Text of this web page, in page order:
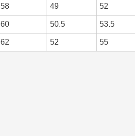
58 49 52
60 50.5 53.5
62 52 55